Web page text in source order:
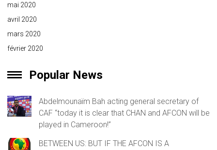
mai 2020
avril 2020
mars 2020
février 2020
Popular News
Abdelmounaïm Bah acting general secretary of
CAF “today it is clear that CHAN and AFCON will be
played in Cameroon!”
BETWEEN US: BUT IF THE AFCON IS A